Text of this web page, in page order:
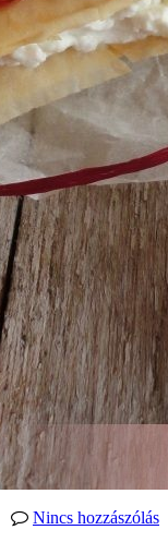
Nincs hozzászólás